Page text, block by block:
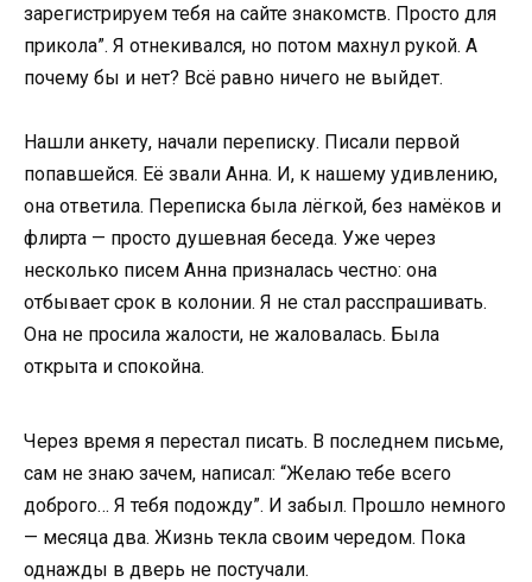
зарегистрируем тебя на сайте знакомств. Просто для
прикола”. Я отнекивался, но потом махнул рукой. А
почему бы и нет? Всё равно ничего не выйдет.
Нашли анкету, начали переписку. Писали первой
попавшейся. Её звали Анна. И, к нашему удивлению,
она ответила. Переписка была лёгкой, без намёков и
флирта — просто душевная беседа. Уже через
несколько писем Анна призналась честно: она
отбывает срок в колонии. Я не стал расспрашивать.
Она не просила жалости, не жаловалась. Была
открыта и спокойна.
Через время я перестал писать. В последнем письме,
сам не знаю зачем, написал: “Желаю тебе всего
доброго… Я тебя подожду”. И забыл. Прошло немного
— месяца два. Жизнь текла своим чередом. Пока
однажды в дверь не постучали.